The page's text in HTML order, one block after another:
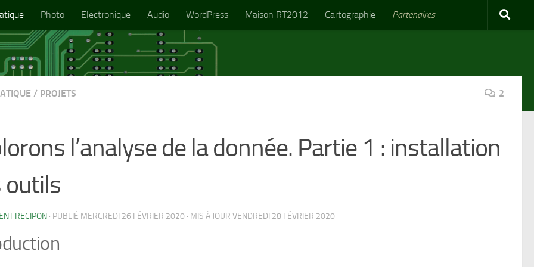
Photo Electronique Audio WordPress Maison RT2012 Cartographie Partenaires
/ PROJETS 2
l’analyse de la donnée. Partie 1 : installation
outils
RECIPON · PUBLIÉ MERCREDI 26 FÉVRIER 2020 · MIS À JOUR VENDREDI 28 FÉVRIER 2020